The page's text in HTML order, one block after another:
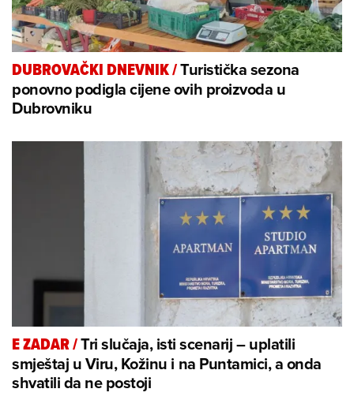
DUBROVAČKI DNEVNIK/Turistička sezona
ponovno podigla cijene ovih proizvoda u
Dubrovniku
E ZADAR/Tri slučaja, isti scenarij – uplatili
smještaj u Viru, Kožinu i na Puntamici, a onda
shvatili da ne postoji